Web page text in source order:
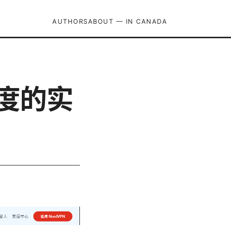
AUTHORSABOUT — IN CANADA
的实